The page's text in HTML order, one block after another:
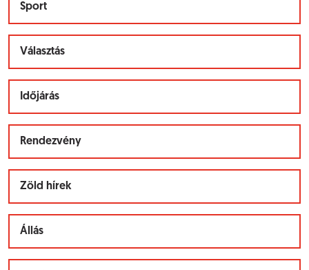
Sport
Választás
Időjárás
Rendezvény
Zöld hírek
Állás